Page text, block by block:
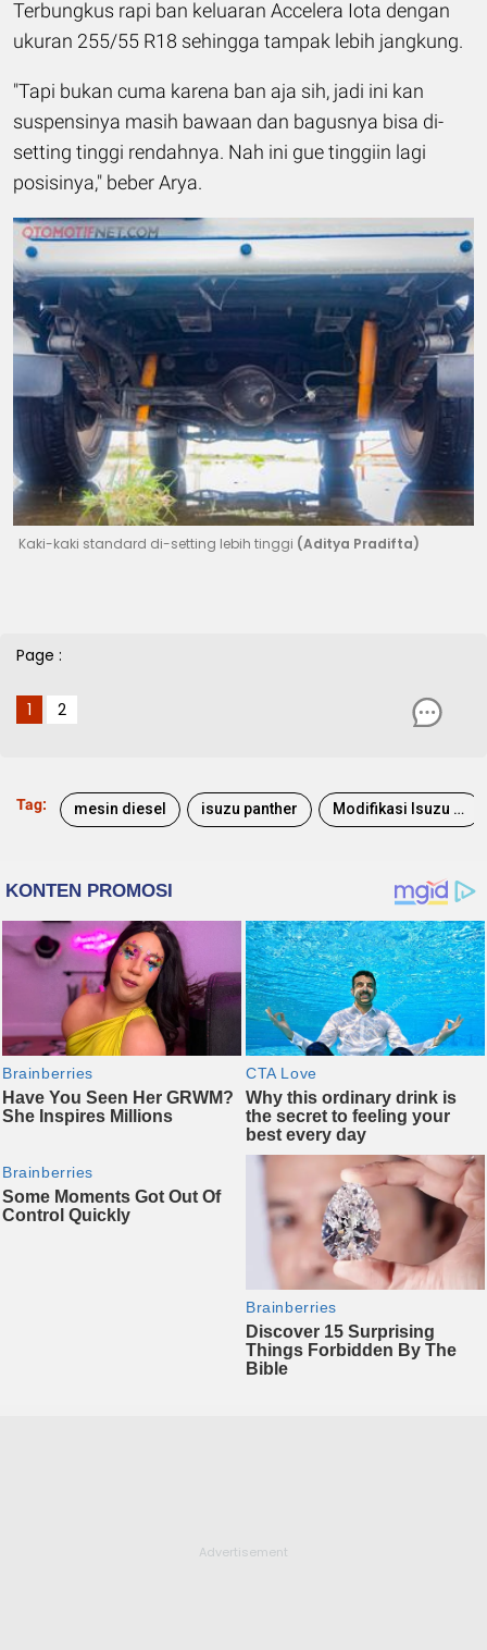
Terbungkus rapi ban keluaran Accelera Iota dengan
ukuran 255/55 R18 sehingga tampak lebih jangkung.
"Tapi bukan cuma karena ban aja sih, jadi ini kan
suspensinya masih bawaan dan bagusnya bisa di-
setting tinggi rendahnya. Nah ini gue tinggiin lagi
posisinya," beber Arya.
Kaki-kaki standard di-setting lebih tinggi (Aditya Pradifta)
Page :
1 2
Tag: mesin diesel isuzu panther Modifikasi Isuzu Panther